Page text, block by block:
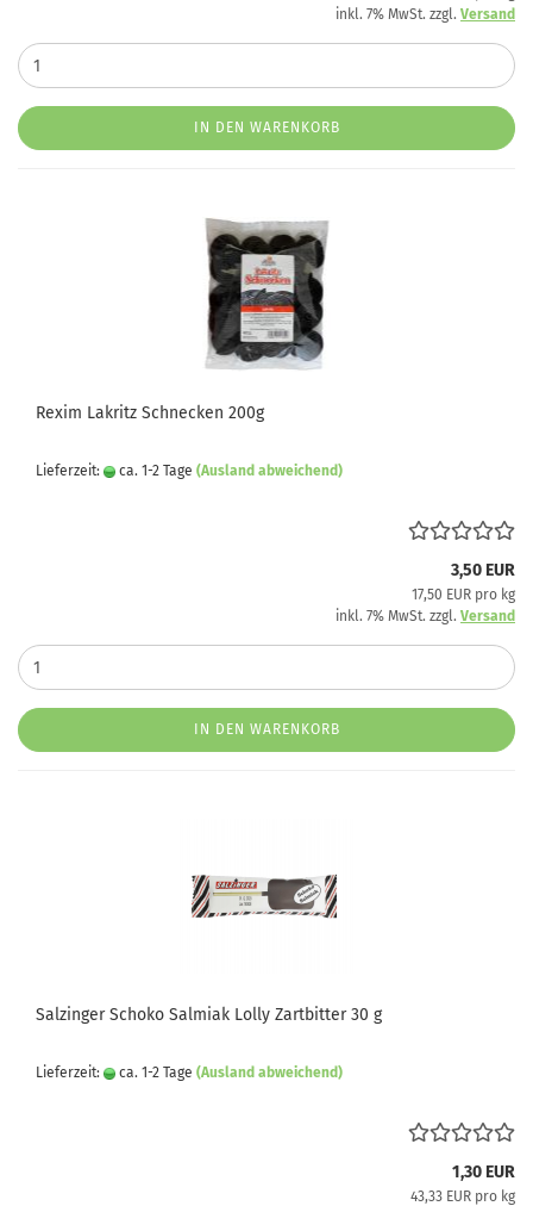
inkl. 7% MwSt. zzgl. Versand
IN DEN WARENKORB
Rexim Lakritz Schnecken 200g
Lieferzeit: ca. 1-2 Tage (Ausland abweichend)
3,50 EUR
17,50 EUR pro kg
inkl. 7% MwSt. zzgl. Versand
IN DEN WARENKORB
Salzinger Schoko Salmiak Lolly Zartbitter 30 g
Lieferzeit: ca. 1-2 Tage (Ausland abweichend)
1,30 EUR
43,33 EUR pro kg